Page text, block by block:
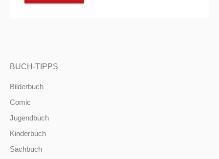
BUCH-TIPPS
Bilderbuch
Comic
Jugendbuch
Kinderbuch
Sachbuch